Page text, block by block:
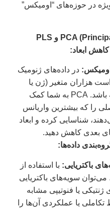
در حوزه‌های “اومیکس”
PCA (Principal Component Analysis) و PLS
اومیکس: در داده‌های ژنومیک
هزاران متغیر (ژن یا
متابولیت) وجود داشته باشد. PCA به شما کمک
را که بیشترین واریانس
شناسایی کرده و ابعاد
بعدی کاهش دهید.
باکتریایی: با استفاده از
سویه‌های باکتریایی
یا فنوتیپی مشابه
یا عملکردی آن‌ها را